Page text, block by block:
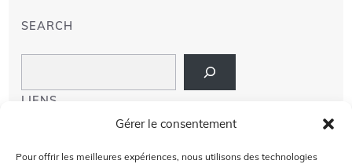
Gérer le consentement
Pour offrir les meilleures expériences, nous utilisons des technologies
SEARCH
LIENS